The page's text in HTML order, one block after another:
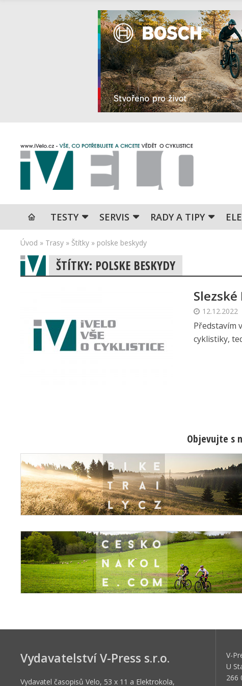
TESTY SERVIS RADY A TIPY
Úvod » Trasy » Štítky » polske beskydy
ŠTÍTKY: POLSKE BESKYDY
12.12.2022
Představím
cyklistiky,
Objevujte s
Vydavatelství V-Press s.r.o.
Vydavatel časopisů Velo, 53 x 11 a Elektrokola,
V-
U
266